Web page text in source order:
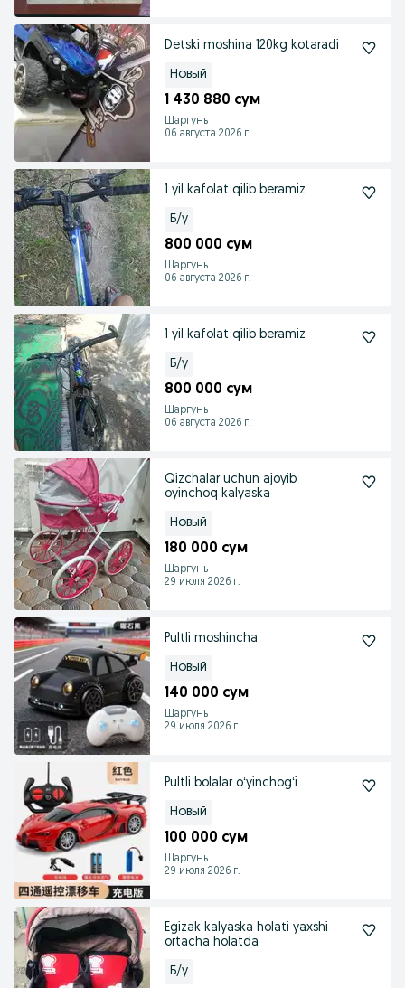
Detski moshina 120kg kotaradi
Новый
1 430 880 сум
Шаргунь
06 августа 2026 г.
1 yil kafolat qilib beramiz
Б/у
800 000 сум
Шаргунь
06 августа 2026 г.
1 yil kafolat qilib beramiz
Б/у
800 000 сум
Шаргунь
06 августа 2026 г.
Qizchalar uchun ajoyib
oyinchoq kalyaska
Новый
180 000 сум
Шаргунь
29 июля 2026 г.
Pultli moshincha
Новый
140 000 сум
Шаргунь
29 июля 2026 г.
Pultli bolalar oʻyinchogʻi
Новый
100 000 сум
Шаргунь
29 июля 2026 г.
Egizak kalyaska holati yaxshi
ortacha holatda
Б/у